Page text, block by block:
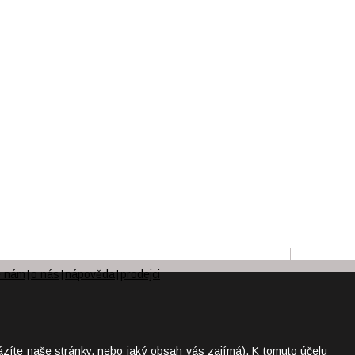
nám|o nás|nápověda|prodejci
naše stránky, nebo jaký obsah vás zajímá). K tomuto účelu